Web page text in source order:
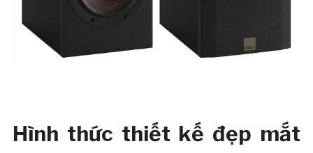
Hình thức thiết kế đẹp mắt